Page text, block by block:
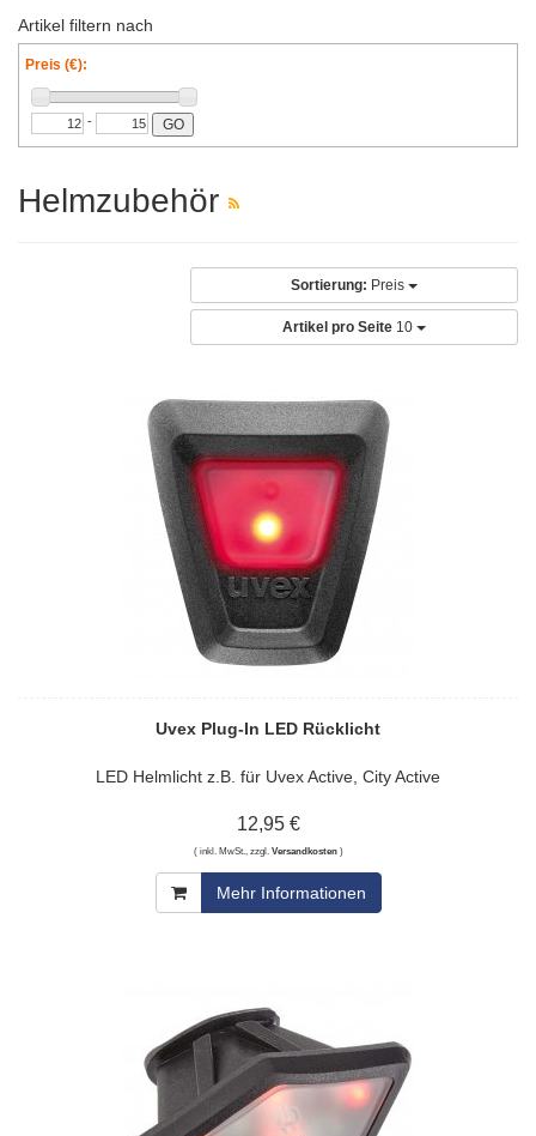
Artikel filtern nach
Preis (€):
- GO
Helmzubehör
Sortierung: Preis
Artikel pro Seite 10
Uvex Plug-In LED Rücklicht
LED Helmlicht z.B. für Uvex Active, City Active
12,95 €
( inkl. MwSt., zzgl. Versandkosten)
Mehr Informationen